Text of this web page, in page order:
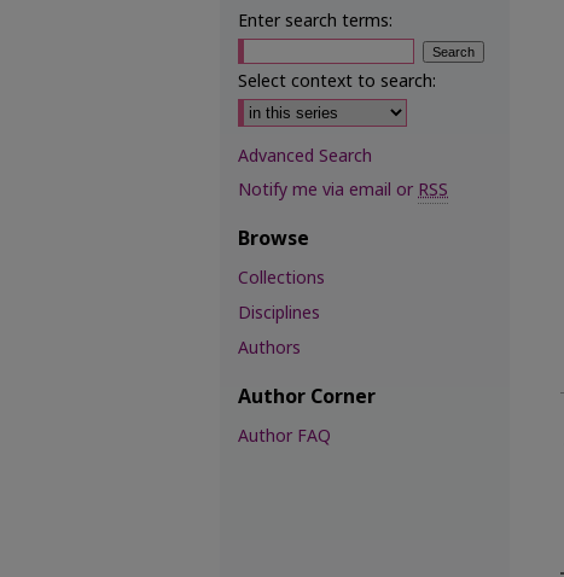
Enter search terms:
Select context to search:
Advanced Search
Notify me via email or RSS
Browse
Collections
Disciplines
Authors
Author Corner
Author FAQ